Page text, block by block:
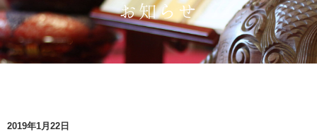
お知らせ
2019年1月22日